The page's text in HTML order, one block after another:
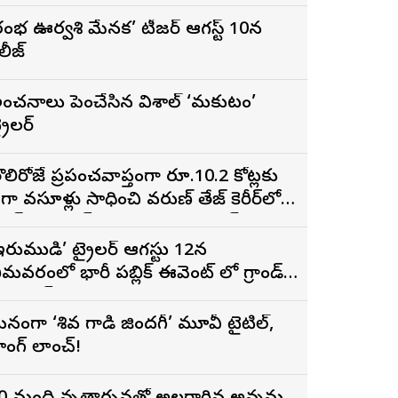
ఊర్వశి మేనక’ టీజర్ ఆగస్ట్ 10న
పెంచేసిన విశాల్ ‘మకుటం’
ప్రపంచవ్యాప్తంగా రూ.10.2 కోట్లకు
వసూళ్లు సాధించి వరుణ్ తేజ్ కెరీర్‌లోనే
ట్రైలర్ ఆగస్టు 12న
భారీ పబ్లిక్ ఈవెంట్ లో గ్రాండ్
‘శివ గాడి జింద‌గీ’ మూవీ టైటిల్,
లాంచ్!